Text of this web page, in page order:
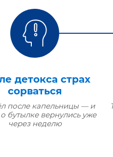
детокса страх
сорваться
после капельницы — и
бутылке вернулись уже
через неделю